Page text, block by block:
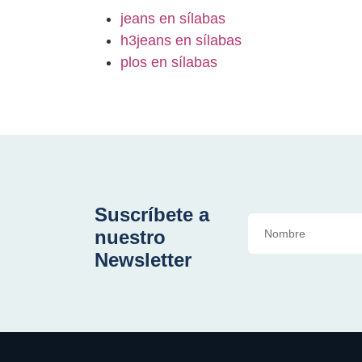
jeans en sílabas
h3jeans en sílabas
plos en sílabas
Suscríbete a
nuestro
Newsletter